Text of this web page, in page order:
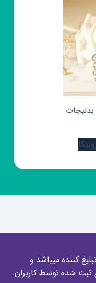
بدلیجات
کننده میباشد و
ثبت شده توسط کاربران